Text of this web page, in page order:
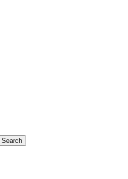
Search